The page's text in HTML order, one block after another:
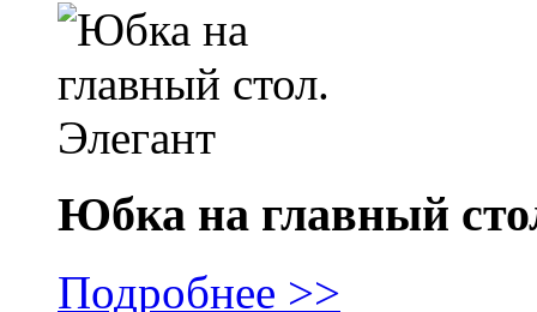
Юбка на главный
Подробнее >>